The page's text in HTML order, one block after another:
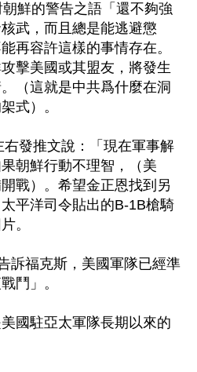
鮮的警告之語「還不夠強
武，而且總是能逃避懲
再容許這樣的事情存在。
擊美國或其盟友，將發生
（這就是中共爲什麼在洞
式）。
右發推文說：「現在軍事解
朝鮮行動不理智，（美
戰）。希望金正恩找到另
平洋司令貼出的B-1B槍騎
。
訴福克斯，美國軍隊已經準
鬥」。
國駐亞太軍隊長期以來的